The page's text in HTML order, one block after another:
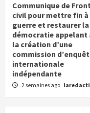
Communique de
civil pour mettre fin à
guerre et restaurer la
démocratie appelant
la création d’une
commission
internationale
indépendante
2 semaines ago